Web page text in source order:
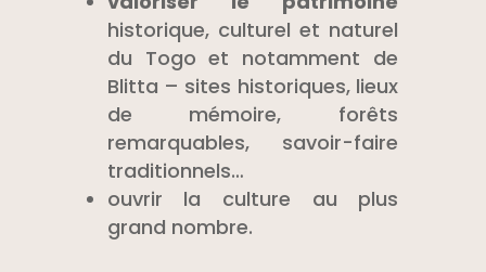
historique, culturel et naturel
du Togo et notamment de
Blitta – sites historiques, lieux
de mémoire, forêts
remarquables, savoir-faire
traditionnels…
ouvrir la culture au plus
grand nombre.